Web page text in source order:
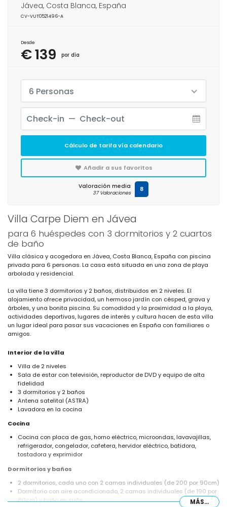
Villa Carpe Diem en Jávea
para 6 huéspedes con 3 dormitorios y 2 cuartos
de baño
Villa clásica y acogedora en Jávea, Costa Blanca, España con piscina
privada para 6 personas. La casa está situada en una zona de playa
arbolada y residencial.
La villa tiene 3 dormitorios y 2 baños, distribuidos en 2 niveles. El
alojamiento ofrece privacidad, un hermoso jardín con césped, grava y
árboles, y una bonita piscina. Su comodidad y la proximidad a la playa,
actividades deportivas, lugares de interés y cultura hacen de esta villa
un lugar ideal para pasar sus vacaciones en España con familiares o
amigos.
Interior de la villa
Villa de 2 niveles
Sala de estar con televisión, reproductor de DVD y equipo de alta
fidelidad
3 dormitorios y 2 baños
Antena satelital (ASTRA)
Lavadora en la cocina
Cocina
Cocina con placa de gas, horno eléctrico, microondas, lavavajillas,
refrigerador, congelador, cafetera, hervidor eléctrico, batidora,
tostadora y exprimidor
Dormitorios y baños
2 dormitorios, cada uno con 2 camas individuales (de 200 por 90cm)
Dormitorio con aire acondicionado, 2 camas individuales (de 190 por
80cm) y baño en suite
MÁS...
Jávea, Costa Blanca, España
CV-VUT0521496-A
Desde
€ 139 por día
6 Personas
Cálculo de tarifa vía calendario
Añadir a sus favoritos
Valoración media
37 Valoraciones 8